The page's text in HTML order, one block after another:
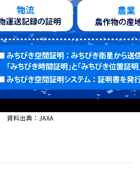
資料出典：JAXA